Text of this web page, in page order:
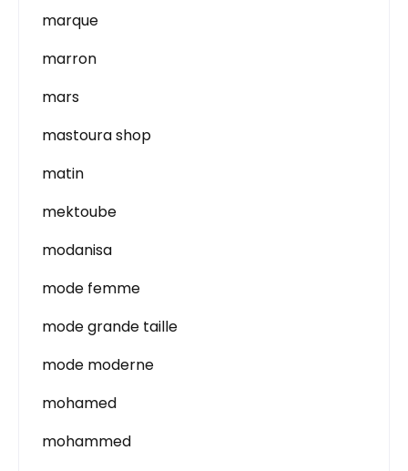
marque
marron
mars
mastoura shop
matin
mektoube
modanisa
mode femme
mode grande taille
mode moderne
mohamed
mohammed